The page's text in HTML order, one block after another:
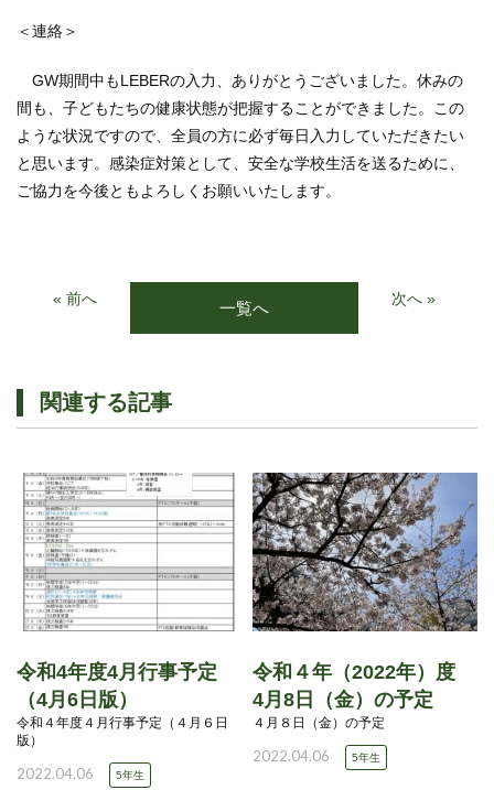
＜連絡＞
GW期間中もLEBERの入力、ありがとうございました。休みの
間も、子どもたちの健康状態が把握することができました。この
ような状況ですので、全員の方に必ず毎日入力していただきたい
と思います。感染症対策として、安全な学校生活を送るために、
ご協力を今後ともよろしくお願いいたします。
« 前へ 一覧へ 次へ »
関連する記事
令和4年度4月行事予定
（4月6日版）
令和４年度４月行事予定（４月６日
版）
2022.04.06 5年生
令和４年（2022年）度
4月8日（金）の予定
４月８日（金）の予定
2022.04.06 5年生